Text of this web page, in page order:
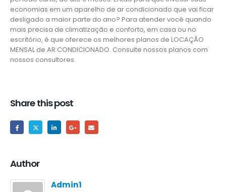
economias em um aparelho de ar condicionado que vai ficar
desligado a maior parte do ano? Para atender você quando
mais precisa de climatização e conforto, em casa ou no
escritório, é que oferece os melhores planos de LOCAÇÃO
MENSAL de AR CONDICIONADO. Consulte nossos planos com
nossos consultores.
Share this post
Author
Admin1